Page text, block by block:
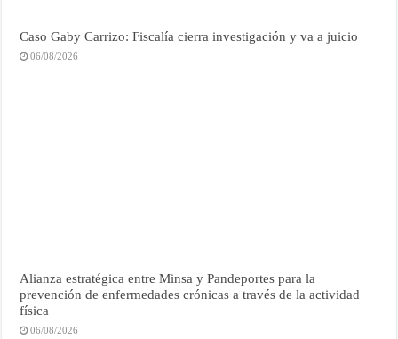
Caso Gaby Carrizo: Fiscalía cierra investigación y va a juicio
06/08/2026
Alianza estratégica entre Minsa y Pandeportes para la
prevención de enfermedades crónicas a través de la actividad
física
06/08/2026